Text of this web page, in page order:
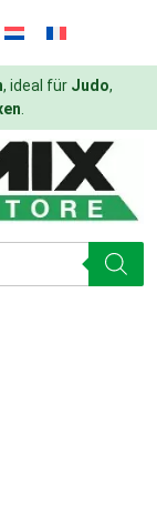
, ideal für Judo,